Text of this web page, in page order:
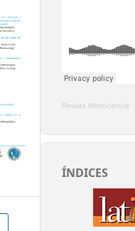
Revista Metrociencia ·
ÍNDICES